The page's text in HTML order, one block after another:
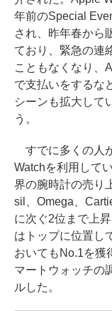
年前のSpecial
され、昨年春から
ており、緊急の連
こともなくなり、
で支払いをするな
シーンも拡大して
う。
すでに多くの人
Watchを利用して
界の腕時計の売り
sil、Omega、
に次ぐ2位まで上
はトップに位置し
おいてもNo.1を獲
マートウォッチの
ルした。